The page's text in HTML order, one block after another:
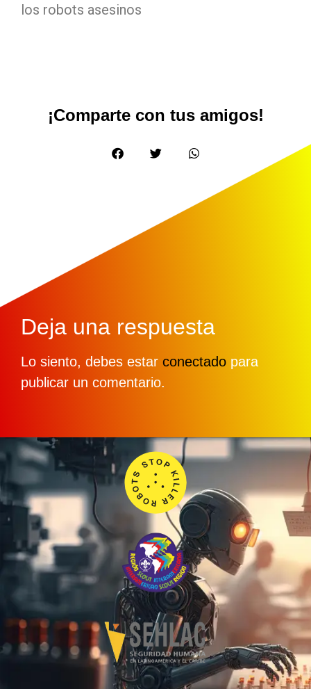
los robots asesinos
¡Comparte con tus amigos!
Deja una respuesta
Lo siento, debes estar conectado para
publicar un comentario.